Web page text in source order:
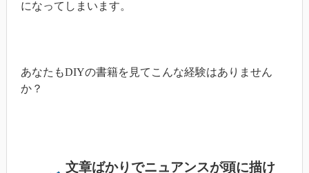
になってしまいます。
あなたもDIYの書籍を見てこんな経験はありません
か？
文章ばかりでニュアンスが頭に描け